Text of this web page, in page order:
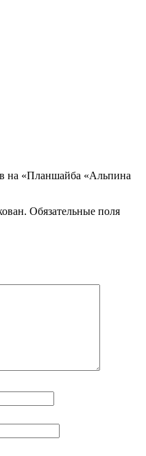
на «Планшайба «Альпина
Обязательные поля